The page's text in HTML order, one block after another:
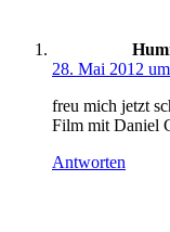
28. Mai 2012
freu mich jetzt
Film mit Daniel
Antworten